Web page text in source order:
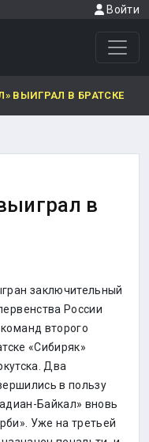
Войти
ВЫИГРАЛ В БРАТСКЕ
в
заключительный
России
второго
«Сибиряк»
Два
в пользу
Байкал» вновь
Уже на третьей